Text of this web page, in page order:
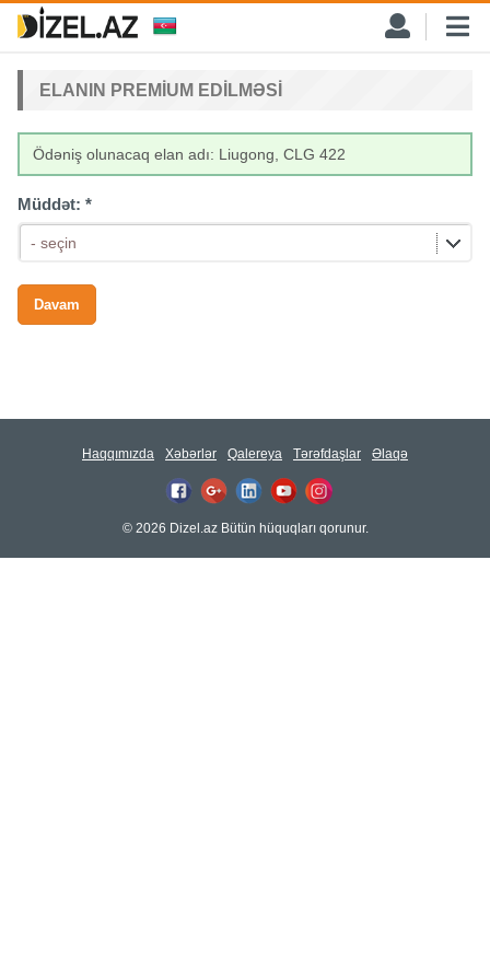
ELANIN PREMIUM EDILMƏSI
Ödəniş olunacaq elan adı: Liugong, CLG 422
Müddət: *
- seçin
Haqqımızda Xəbərlər Qalereya Tərəfdaşlar Əlaqə
© 2026 Dizel.az Bütün hüquqları qorunur.